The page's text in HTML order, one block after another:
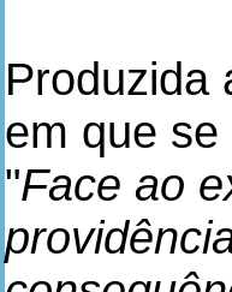
Produzida
em que
"Face ao